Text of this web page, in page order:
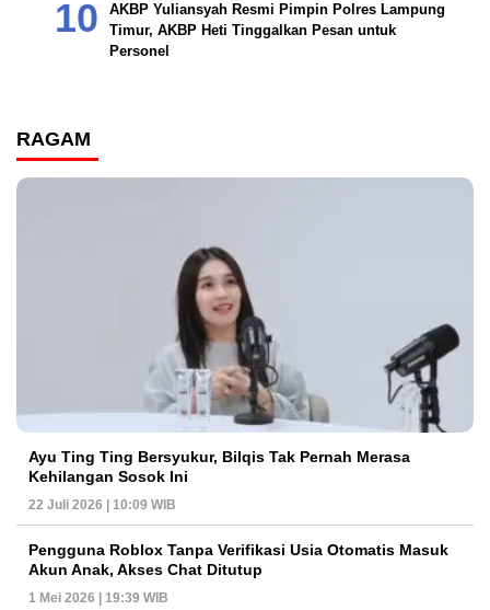
AKBP Yuliansyah Resmi Pimpin Polres Lampung
Timur, AKBP Heti Tinggalkan Pesan untuk
Personel
RAGAM
Ayu Ting Ting Bersyukur, Bilqis Tak Pernah Merasa
Kehilangan Sosok Ini
22 Juli 2026 | 10:09 WIB
Pengguna Roblox Tanpa Verifikasi Usia Otomatis Masuk
Akun Anak, Akses Chat Ditutup
1 Mei 2026 | 19:39 WIB